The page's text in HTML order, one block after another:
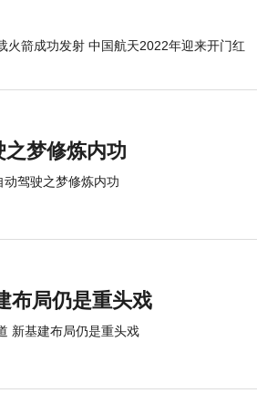
火箭成功发射 中国航天2022年迎来开门红
之梦修炼内功
动驾驶之梦修炼内功
布局仍是重头戏
新基建布局仍是重头戏